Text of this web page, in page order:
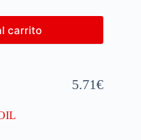
carrito
5.71€